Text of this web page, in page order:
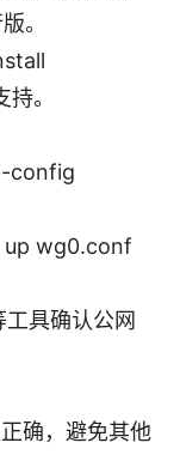
。
。
config
up wg0.conf
具确认公网
确，避免其他